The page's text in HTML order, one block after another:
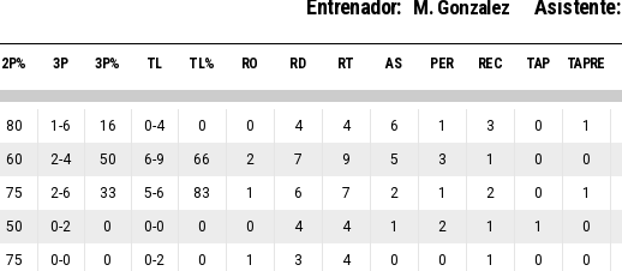
Entrenador: M. Gonzalez Asistente:
2P% 3P 3P% TL TL% RO RD RT AS PER REC TAP TAPRE
80 1-6 16 0-4 0 0 4 4 6 1 3 0 1
60 2-4 50 6-9 66 2 7 9 5 3 1 0 0
75 2-6 33 5-6 83 1 6 7 2 1 2 0 1
50 0-2 0 0-0 0 0 4 4 1 2 1 1 0
75 0-0 0 0-2 0 1 3 4 0 0 1 0 0